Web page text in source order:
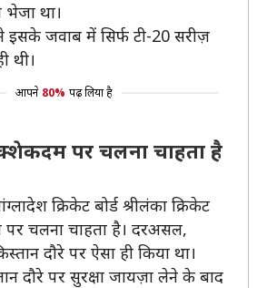
भेजा था।
इसके जवाब में सिर्फ टी-20 सरीज़
थी।
आपने 80% पढ़ लिया है
पर चलना चाहता है
क्रिकेट बोर्ड श्रीलंका क्रिकेट
चलना चाहता है। दरअसल,
दौरे पर ऐसा ही किया था।
दौरे पर सुरक्षा जायज़ा लेने के बाद